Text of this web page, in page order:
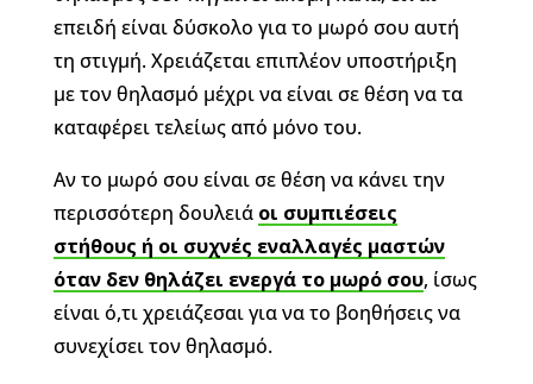
επειδή είναι δύσκολο για το μωρό σου αυτή
τη στιγμή. Χρειάζεται επιπλέον υποστήριξη
με τον θηλασμό μέχρι να είναι σε θέση να τα
καταφέρει τελείως από μόνο του.
Αν το μωρό σου είναι σε θέση να κάνει την
περισσότερη δουλειά οι συμπιέσεις
στήθους ή οι συχνές εναλλαγές μαστών
όταν δεν θηλάζει ενεργά το μωρό σου, ίσως
είναι ό,τι χρειάζεσαι για να το βοηθήσεις να
συνεχίσει τον θηλασμό.